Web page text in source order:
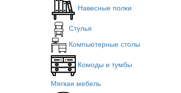
Навесные полки
Стулья
Компьютерные столы
Комоды и тумбы
Мягкая мебель